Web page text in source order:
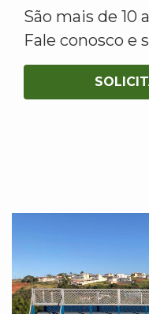
São mais de 10
Fale conosco e